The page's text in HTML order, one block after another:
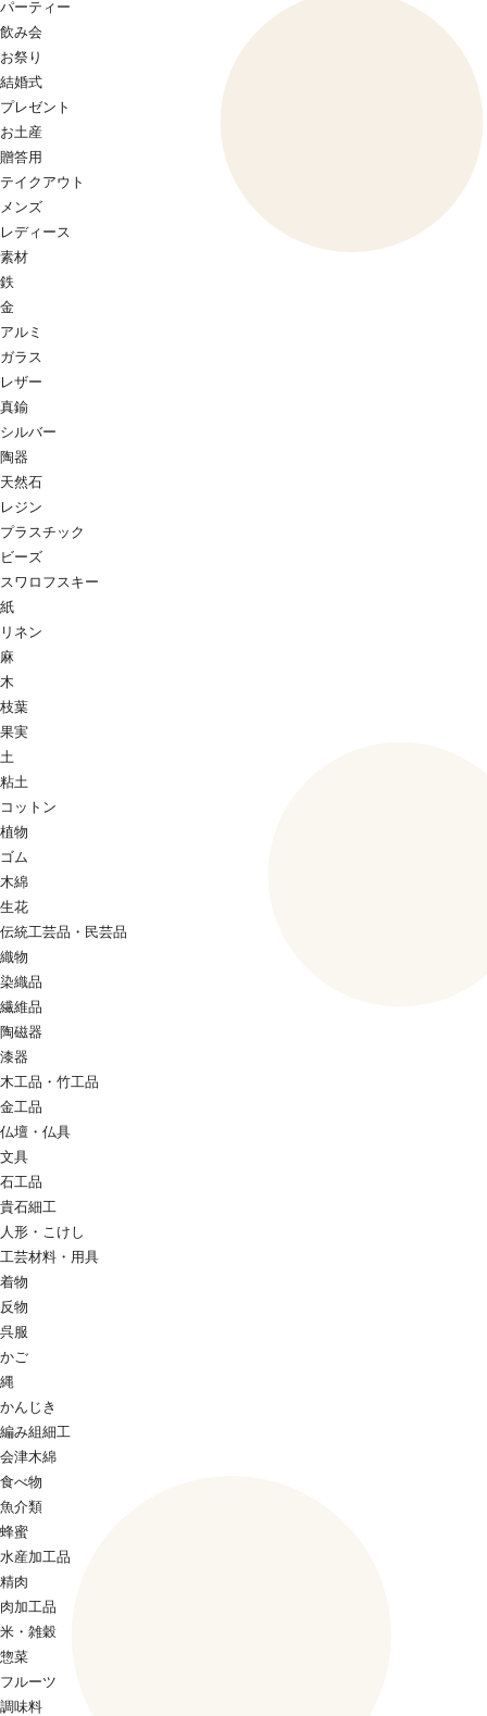
パーティー
飲み会
お祭り
結婚式
プレゼント
お土産
贈答用
テイクアウト
メンズ
レディース
素材
鉄
金
アルミ
ガラス
レザー
真鍮
シルバー
陶器
天然石
レジン
プラスチック
ビーズ
スワロフスキー
紙
リネン
麻
木
枝葉
果実
土
粘土
コットン
植物
ゴム
木綿
生花
伝統工芸品・民芸品
織物
染織品
繊維品
陶磁器
漆器
木工品・竹工品
金工品
仏壇・仏具
文具
石工品
貴石細工
人形・こけし
工芸材料・用具
着物
反物
呉服
かご
縄
かんじき
編み組細工
会津木綿
食べ物
魚介類
蜂蜜
水産加工品
精肉
肉加工品
米・雑穀
惣菜
フルーツ
調味料